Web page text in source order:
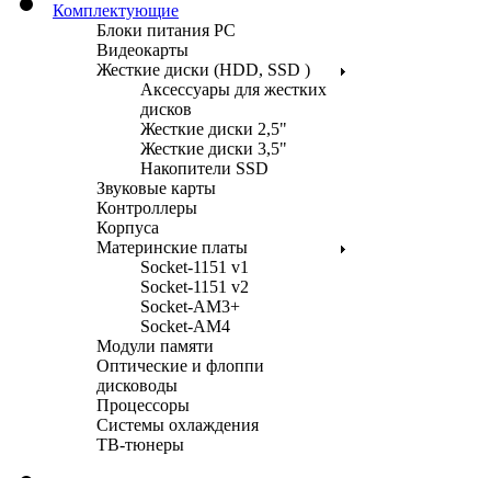
Комплектующие
Блоки питания PC
Видеокарты
Жесткие диски (HDD, SSD )
Аксессуары для жестких
дисков
Жесткие диски 2,5"
Жесткие диски 3,5"
Накопители SSD
Звуковые карты
Контроллеры
Корпуса
Материнские платы
Socket-1151 v1
Socket-1151 v2
Socket-AM3+
Socket-AM4
Модули памяти
Оптические и флоппи
дисководы
Процессоры
Системы охлаждения
ТВ-тюнеры